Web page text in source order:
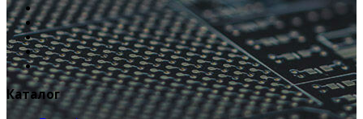
Каталог